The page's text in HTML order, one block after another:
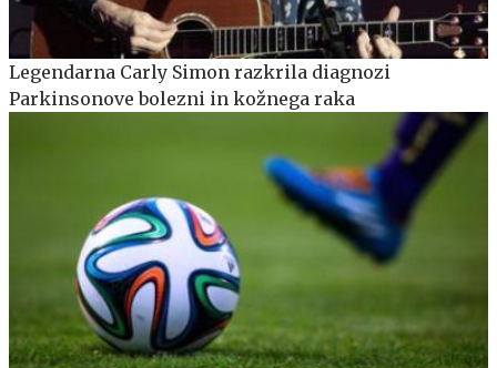
Legendarna Carly Simon razkrila diagnozi
Parkinsonove bolezni in kožnega raka